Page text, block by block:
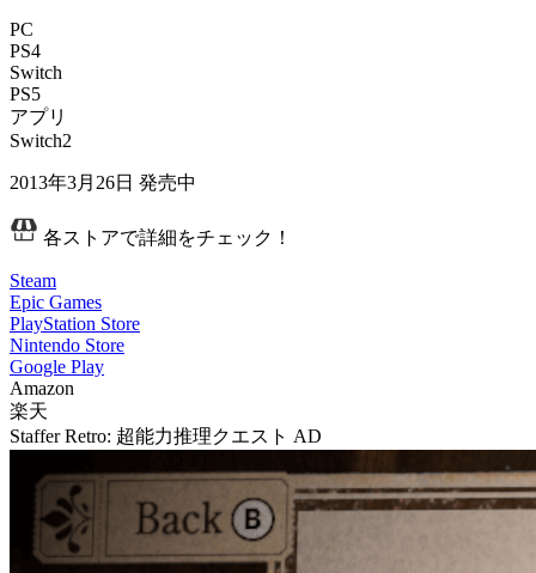
PC
PS4
Switch
PS5
アプリ
Switch2
2013年3月26日 発売中
各ストアで詳細をチェック！
Steam
Epic Games
PlayStation Store
Nintendo Store
Google Play
Amazon
楽天
Staffer Retro: 超能力推理クエスト AD